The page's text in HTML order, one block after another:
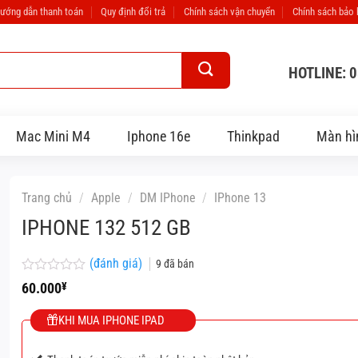
dẫn thanh toán Quy định đổi trả Chính sách vận chuyển Chính sách bảo
HOTLINE:
Mac Mini M4 Iphone 16e Thinkpad Màn
Trang chủ / Apple / DM IPhone / IPhone 13
IPHONE 132 512 GB
Được
xếp
hạng
0
(đánh giá) 9 đã bán
60.000¥
KHI MUA IPHONE IPAD